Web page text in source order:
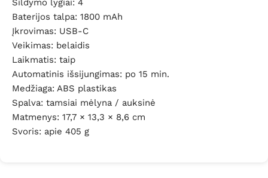
Šildymo lygiai: 4
Baterijos talpa: 1800 mAh
Įkrovimas: USB-C
Veikimas: belaidis
Laikmatis: taip
Automatinis išsijungimas: po 15 min.
Medžiaga: ABS plastikas
Spalva: tamsiai mėlyna / auksinė
Matmenys: 17,7 × 13,3 × 8,6 cm
Svoris: apie 405 g